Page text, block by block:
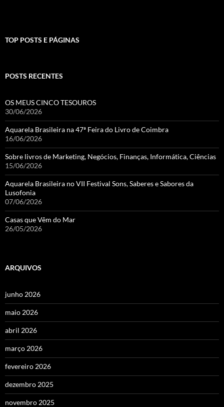
TOP POSTS E PÁGINAS
POSTS RECENTES
OS MEUS CINCO TESOUROS
30/06/2026
Aquarela Brasileira na 47ª Feira do Livro de Coimbra
16/06/2026
Sobre livros de Marketing, Negócios, Finanças, Informática, Ciências
15/06/2026
Aquarela Brasileira no VII Festival Sons, Saberes e Sabores da
Lusofonia
07/06/2026
Casas que Vêm do Mar
26/05/2026
ARQUIVOS
junho 2026
maio 2026
abril 2026
março 2026
fevereiro 2026
dezembro 2025
novembro 2025